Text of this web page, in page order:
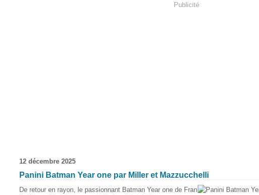
Publicité
12 décembre 2025
Panini Batman Year one par Miller et Mazzucchelli
De retour en rayon, le passionnant Batman Year one de Fran